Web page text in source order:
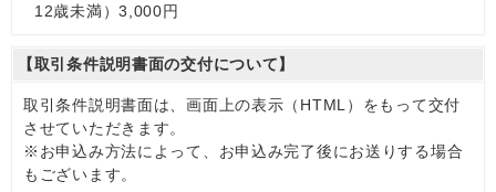
12歳未満）3,000円
【取引条件説明書面の交付について】
取引条件説明書面は、画面上の表示（HTML）をもって交付
させていただきます。
※お申込み方法によって、お申込み完了後にお送りする場合
もございます。